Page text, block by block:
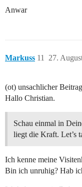
Anwar
Markuss 27.
11
(ot) unsachlicher Beitrag
Hallo Christian.
Schau einmal in
liegt die Kraft. Let’s
Ich kenne meine
Bin ich unruhig? Hab